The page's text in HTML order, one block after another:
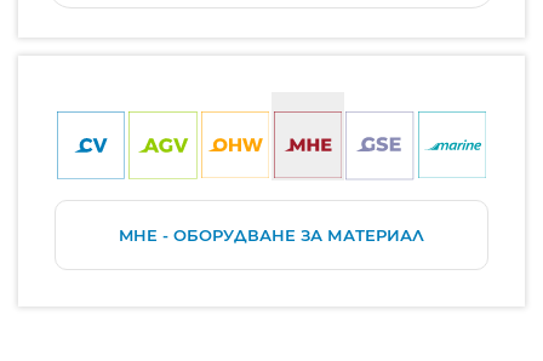
MHE - ОБОРУДВАНЕ ЗА МАТЕРИАЛ